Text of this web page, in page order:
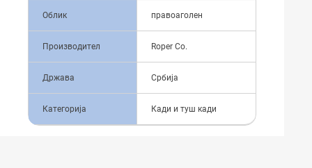
Облик правоаголен
Производител Roper Co.
Држава Србија
Категорија Кади и туш кади